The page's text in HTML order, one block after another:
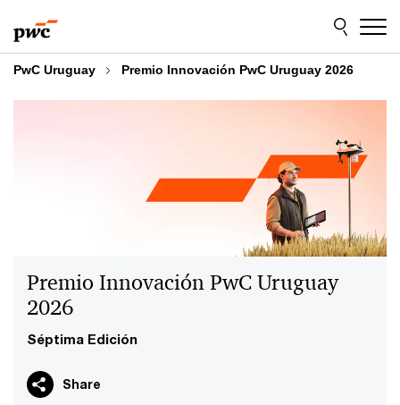
to
content
to
footer
PwC Uruguay Premio Innovación PwC Uruguay 2026
Séptima Edición
Premio Innovación PwC Uruguay
2026
Share